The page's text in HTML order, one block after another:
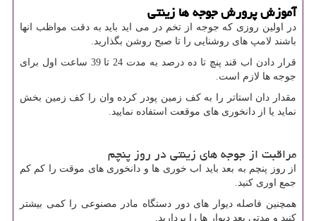
آموزش پرورش جوجه ها زینتی
در اولین روزی که جوجه از تخم در می اید باید به دقت مواظب انها
باشند لامپ های روشنایی را تا صبح روشن بگذارید.
قرار دادن اب قند پنچ تا ده درصد به مدت 24 تا 39 ساعت اول برای
جوجه ها لازم است.
مقدار دان استاتر را به کف زمین پودر کرده وان را کف زمین بخش
نماید یا از دانخوری های موقعت استفاده نمایید.
مراقبت از جوجه های زینتی در روز پنچم
از روز پنچم به بعد باید اب خوری ها و دانخوری های موقت را کم کم
جمع اوری کنید.
همچنین فاصله دیوار های دور دستگاه مادر مصنوعی را کمی بیشتر
کنید و مدتی بعد دیوار ها را بردارید.